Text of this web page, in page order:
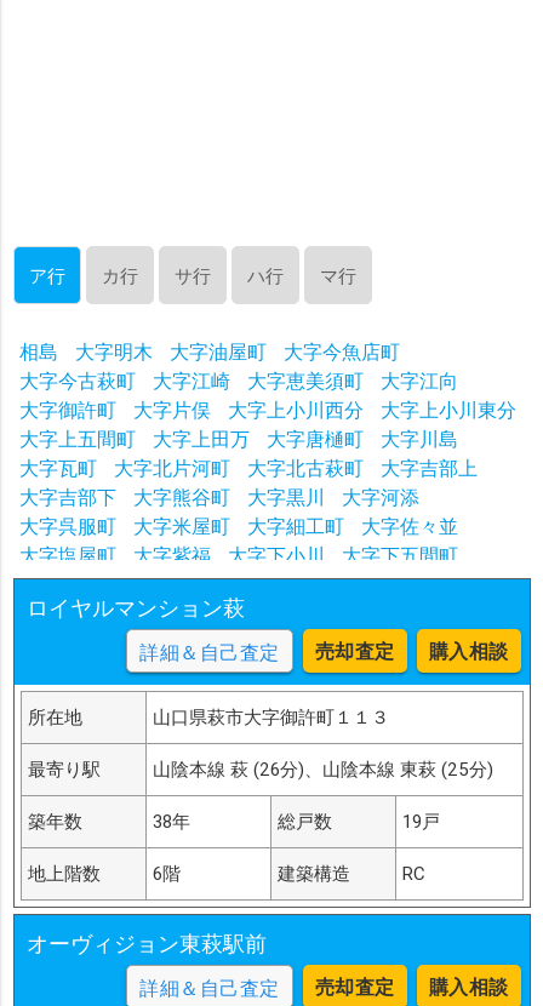
ア行 カ行 サ行 ハ行 マ行
相島 大字明木 大字油屋町
大字今魚店町
大字今古萩町
大字江崎 大字恵美須町
大字江向
大字御許町
大字片俣 大字上小川西分
大字上小川東分
大字上五間町
大字上田万 大字唐樋町
大字川島
大字瓦町
大字北片河町 大字北古萩町
大字吉部上
大字吉部下
大字熊谷町 大字黒川
大字河添
大字呉服町
大字米屋町 大字細工町
大字佐々並
大字塩屋町
大字紫福 大字下小川
大字下五間町
大字下田万
大字須佐 大字鈴野川
大字高佐上
大字高佐下
大字樽屋町
大字西田町 大字橋本町
大字浜崎新町
大字春若町 大字東田町
大字東浜崎町
大字古魚店町
大字古萩町 大字堀内
大字南片河町
大字南古萩町
大字弥富上 大字弥富下
大字山田
尾島
大字椿鹿背ヶ坂
大字椿田村
大字椿東新川南区
大字椿東平方
大字椿東北前小畑
大字土原弘法寺
大字土原川島沖田
大字椿東越ケ浜１区
大字椿東香川津
大字椿東松本市
大字椿東上野
大字椿東新川東区
大字椿東船津
大字椿東前小畑１区
大字椿東中津江
大字椿東椎原
大字椿東鶴江１区
大字椿東無田ケ原
大字椿東無田ケ原口 大字椿東目代
ロイヤルマンション萩
詳細＆自己査定 売却査定 購入相談
所在地 山口県萩市大字御許町１１３
最寄り駅 山陰本線 萩 (26分)、山陰本線 東萩 (25分)
築年数 38年 総戸数 19戸
地上階数 6階 建築構造 RC
オーヴィジョン東萩駅前
詳細＆自己査定 売却査定 購入相談